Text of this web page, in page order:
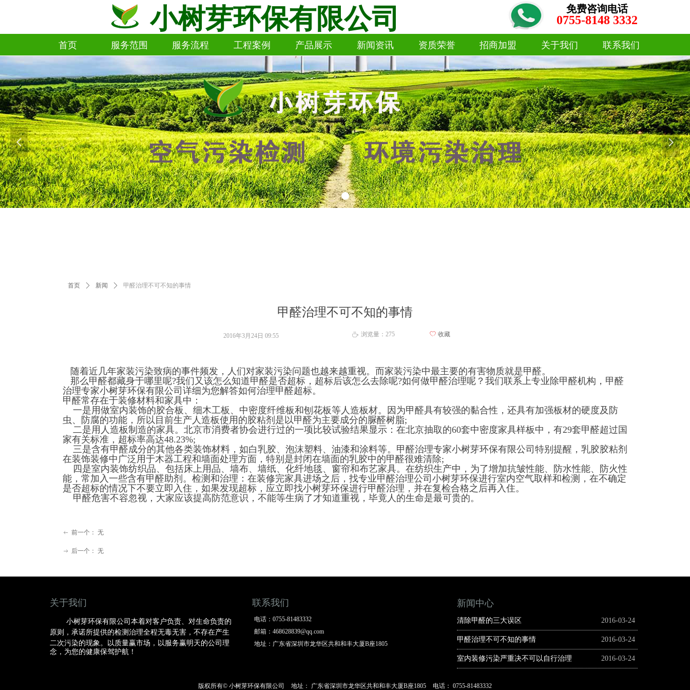
首页 服务范围
服务范围
服务流程
服务流程
工程案例
工程案例
产品展示
产品展示
新闻资讯
新闻资讯
资质荣誉
资质荣誉
招商加盟
招商加盟
关于我们
关于我们
联系我们
联系我们
小树芽环保有限公司 免费咨询电话
0755-8148 3332
甲醛治理不可不知的事情
首页 ꄲ 新闻 ꄲ 甲醛治理不可不知的事情
随着近几年家装污染致病的事件频发，人们对家装污染问题也越来越重视。而家装污染中最主要的有害物质就是甲醛。
那么甲醛都藏身于哪里呢?我们又该怎么知道甲醛是否超标，超标后该怎么去除呢?如何做甲醛治理呢？我们联系上专业除甲醛机构，甲醛
治理专家小树芽环保有限公司详细为您解答如何治理甲醛超标。
甲醛常存在于装修材料和家具中：
一是用做室内装饰的胶合板、细木工板、中密度纤维板和刨花板等人造板材。因为甲醛具有较强的黏合性，还具有加强板材的硬度及防
虫、防腐的功能，所以目前生产人造板使用的胶粘剂是以甲醛为主要成分的脲醛树脂;
二是用人造板制造的家具。北京市消费者协会进行过的一项比较试验结果显示：在北京抽取的60套中密度家具样板中，有29套甲醛超过国
家有关标准，超标率高达48.23%;
三是含有甲醛成分的其他各类装饰材料，如白乳胶、泡沫塑料、油漆和涂料等。甲醛治理专家小树芽环保有限公司特别提醒，乳胶胶粘剂
在装饰装修中广泛用于木器工程和墙面处理方面，特别是封闭在墙面的乳胶中的甲醛很难清除;
四是室内装饰纺织品、包括床上用品、墙布、墙纸、化纤地毯、窗帘和布艺家具。在纺织生产中，为了增加抗皱性能、防水性能、防火性
能，常加入一些含有甲醛助剂。检测和治理：在装修完家具进场之后，找专业甲醛治理公司小树芽环保进行室内空气取样和检测，在不确定
是否超标的情况下不要立即入住，如果发现超标，应立即找小树芽环保进行甲醛治理，并在复检合格之后再入住。
甲醛危害不容忽视，大家应该提高防范意识，不能等生病了才知道重视，毕竟人的生命是最可贵的。
2016年3月24日 09:55 ꄘ 浏览量： 275 ꄀ 收藏
ꂃ 前一个： 无
ꁹ 后一个： 无
넳 넲
关于我们
小树芽环保有限公司本着对客户负责、对生命负责的
原则，承诺所提供的检测治理全程无毒无害，不存在产生
二次污染的现象。以质量赢市场，以服务赢明天的公司理
念，为您的健康保驾护航！
电话： 0755-81483332
邮箱： 468628839@qq.com
地址： 广东省深圳市龙华区共和和丰大厦B座1805
联系我们
版权所有© 小树芽环保有限公司 地址： 广东省深圳市龙华区共和和丰大厦B座1805 电话： 0755-81483332
新闻中心
2016-03-24
清除甲醛的三大误区
2016-03-24
甲醛治理不可不知的事情
2016-03-24
室内装修污染严重决不可以自行治理